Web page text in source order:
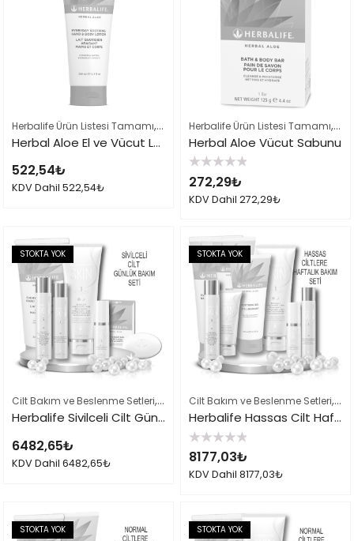
Herbalife Ürün Listesi Tamamı, Saç ve Vücut Bakımı
Herbal Aloe El ve Vücut Losyonu
522,54₺
KDV Dahil 522,54₺
Herbalife Ürün Listesi Tamamı,
Herbal Aloe Vücut Sabunu
5
üzerinden
0
oy
272,29₺
KDV Dahil 272,29₺
STOKTA YOK
Cilt Bakım ve Beslenme Setleri, Herbalife Cilt Bakımı Skin Ürünleri,
Herbalife Sivilceli Cilt Günlük Bakımı Seti 001
6482,65₺
KDV Dahil 6482,65₺
STOKTA YOK
Cilt Bakım ve Beslenme Setleri,
Herbalife Hassas Cilt Haftalık Bakımı Seti
5
üzerinden
0
oy
8177,03₺
KDV Dahil 8177,03₺
STOKTA YOK STOKTA YOK